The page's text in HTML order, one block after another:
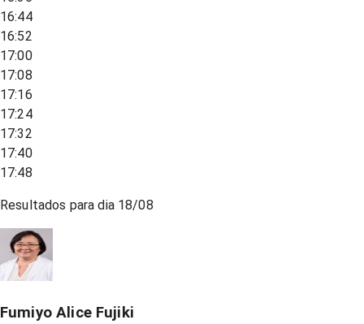
16:44
16:52
17:00
17:08
17:16
17:24
17:32
17:40
17:48
Resultados para dia 18/08
Fumiyo Alice Fujiki